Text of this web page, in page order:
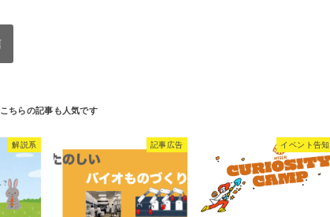
解説系 記事広告 イベント告知